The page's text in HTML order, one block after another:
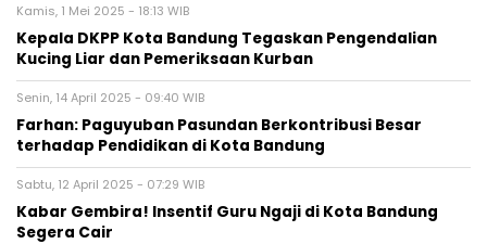
Kamis, 1 Mei 2025 - 18:13 WIB
Kepala DKPP Kota Bandung Tegaskan Pengendalian
Kucing Liar dan Pemeriksaan Kurban
Senin, 14 April 2025 - 09:40 WIB
Farhan: Paguyuban Pasundan Berkontribusi Besar
terhadap Pendidikan di Kota Bandung
Sabtu, 12 April 2025 - 07:29 WIB
Kabar Gembira! Insentif Guru Ngaji di Kota Bandung
Segera Cair